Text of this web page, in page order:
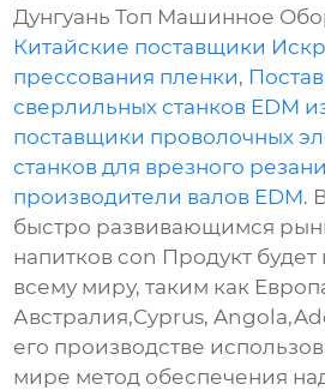
Дунгуань Топ Машинное
Китайские поставщики
прессования пленки,
сверлильных станков EDM
поставщики проволочных
станков для врезного
производители валов EDM.
быстро развивающимся
напитков con Продукт будет
всему миру, таким как
Австралия,Cyprus,
его производстве
мире метод обеспечения